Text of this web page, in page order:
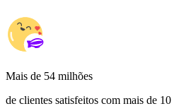
Mais de 54 milhões
de clientes satisfeitos com mais de